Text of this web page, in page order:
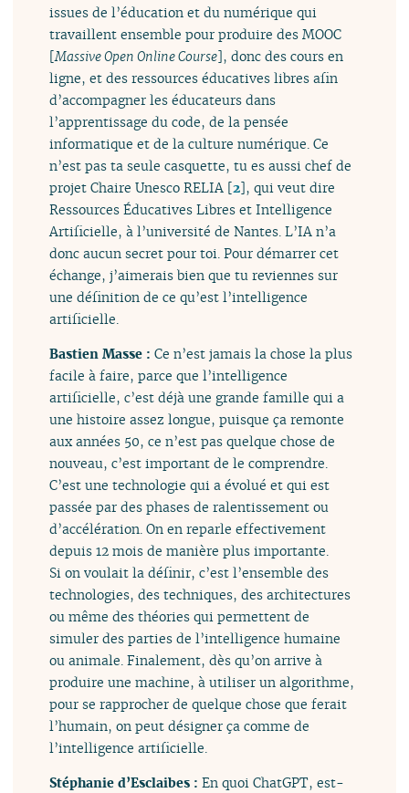
issues de l’éducation et du numérique qui
travaillent ensemble pour produire des MOOC
[Massive Open Online Course], donc des cours en
ligne, et des ressources éducatives libres afin
d’accompagner les éducateurs dans
l’apprentissage du code, de la pensée
informatique et de la culture numérique. Ce
n’est pas ta seule casquette, tu es aussi chef de
projet Chaire Unesco RELIA [2], qui veut dire
Ressources Éducatives Libres et Intelligence
Artificielle, à l’université de Nantes. L’IA n’a
donc aucun secret pour toi. Pour démarrer cet
échange, j’aimerais bien que tu reviennes sur
une définition de ce qu’est l’intelligence
artificielle.
Bastien Masse :Ce n’est jamais la chose la plus
facile à faire, parce que l’intelligence
artificielle, c’est déjà une grande famille qui a
une histoire assez longue, puisque ça remonte
aux années 50, ce n’est pas quelque chose de
nouveau, c’est important de le comprendre.
C’est une technologie qui a évolué et qui est
passée par des phases de ralentissement ou
d’accélération. On en reparle effectivement
depuis 12 mois de manière plus importante.
Si on voulait la définir, c’est l’ensemble des
technologies, des techniques, des architectures
ou même des théories qui permettent de
simuler des parties de l’intelligence humaine
ou animale. Finalement, dès qu’on arrive à
produire une machine, à utiliser un algorithme,
pour se rapprocher de quelque chose que ferait
l’humain, on peut désigner ça comme de
l’intelligence artificielle.
Stéphanie d’Esclaibes :En quoi ChatGPT, est-